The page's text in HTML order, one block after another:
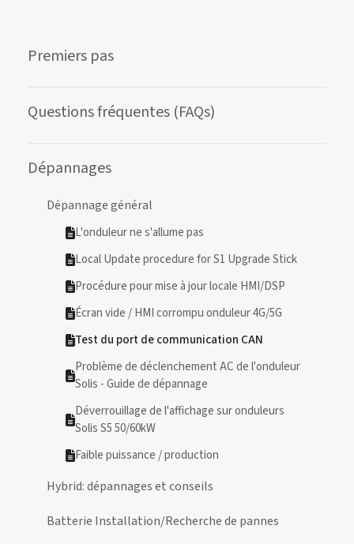
Premiers pas
Questions fréquentes (FAQs)
Dépannages
Dépannage général
L'onduleur ne s'allume pas
Local Update procedure for S1 Upgrade Stick
Procédure pour mise à jour locale HMI/DSP
Écran vide / HMI corrompu onduleur 4G/5G
Test du port de communication CAN
Problème de déclenchement AC de l'onduleur
Solis - Guide de dépannage
Déverrouillage de l'affichage sur onduleurs
Solis S5 50/60kW
Faible puissance / production
Hybrid: dépannages et conseils
Batterie Installation/Recherche de pannes